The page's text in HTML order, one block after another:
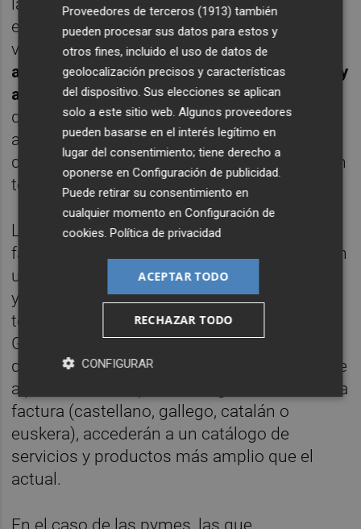
la plataforma tecnológica ya existente de la
empresa Gas Natural Servicios. Entre las
ventajas que van a percibir destaca el
acceso a una nueva web, la Oficina Virtual, y
a un servicio de Oficina Virtual Móvil
que podrán gestionar sus contratos desde
aparatos smartphone. Además, los clientes
dispondrán de un nuevo servicio de atención
telefónica a través del 902 200 850.
Los clientes comenzarán a recibir una
factura más clara e intuitiva, que integrará en
un solo recibo los consumos de gas natural
y electricidad, en el caso de que el usuario
tenga contratados ambos suministros con
Gas Natural Fenosa. Los usuarios
domésticos de Unión Fenosa Comercial, que
a partir de ahora podrán elegir el idioma de la
factura (castellano, gallego, catalán o
euskera), accederán a un catálogo de
servicios y productos más amplio que el
actual.
Proveedores de terceros (1913) también
pueden procesar sus datos para estos y
otros fines, incluido el uso de datos de
geolocalización precisos y características
del dispositivo. Sus elecciones se aplican
solo a este sitio web. Algunos proveedores
pueden basarse en el interés legítimo en
lugar del consentimiento; tiene derecho a
oponerse enConfiguración de publicidad
Puede retirar su consentimiento en
cualquier momento enConfiguración de
cookies .Política de privacidad
ACEPTAR TODO
RECHAZAR TODO
CONFIGURAR